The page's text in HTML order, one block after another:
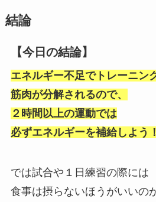
結論
【今日の結論】
エネルギー不足でトレーニン
筋肉が分解されるので、
２時間以上の運動では
必ずエネルギーを補給しよう！
では試合や１日練習の際には
食事は摂らないほうがいいの